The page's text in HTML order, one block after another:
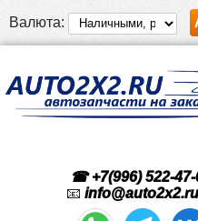
Валюта:
☎ +7(996) 522-47-
📧 info@auto2x2.ru